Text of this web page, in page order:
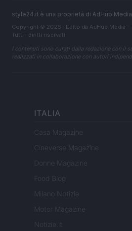
style24.it è una proprietà di AdHub
Copyright © 2026 · Edito da AdHub Media
Tutti i diritti riservati
I contenuti sono curati dalla redazione con il
realizzati in collaborazione con autori
ITALIA
Casa Magazine
Cineverse Magazine
Donne Magazine
Food Blog
Milano Notizie
Motor Magazine
Notizie.it